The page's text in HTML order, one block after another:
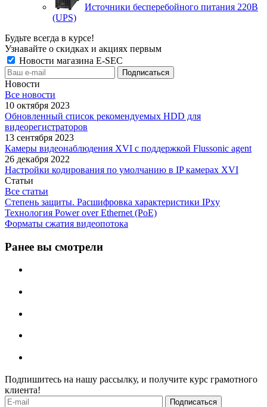
Источники бесперебойного питания 220В
(UPS)
Будьте всегда в курсе!
Узнавайте о скидках и акциях первым
Новости магазина E-SEC
Новости
Все новости
10 октября 2023
Обновленный список рекомендуемых HDD для
видеорегистраторов
13 сентября 2023
Камеры видеонаблюдения XVI с поддержкой Flussonic agent
26 декабря 2022
Настройки кодирования по умолчанию в IP камерах XVI
Статьи
Все статьи
Степень защиты. Расшифровка характеристики IPxу
Технология Power over Ethernet (PoE)
Форматы сжатия видеопотока
Ранее вы смотрели
Подпишитесь на нашу рассылку, и получите курс грамотного
клиента!